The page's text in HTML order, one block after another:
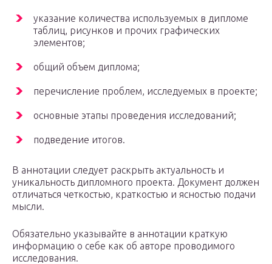
указание количества используемых в дипломе
таблиц, рисунков и прочих графических
элементов;
общий объем диплома;
перечисление проблем, исследуемых в проекте;
основные этапы проведения исследований;
подведение итогов.
В аннотации следует раскрыть актуальность и
уникальность дипломного проекта. Документ должен
отличаться четкостью, краткостью и ясностью подачи
мысли.
Обязательно указывайте в аннотации краткую
информацию о себе как об авторе проводимого
исследования.